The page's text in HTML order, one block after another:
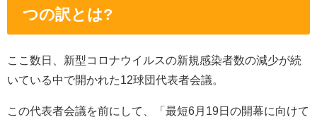
つの訳とは?
ここ数日、新型コロナウイルスの新規感染者数の減少が続
いている中で開かれた12球団代表者会議。
この代表者会議を前にして、「最短6月19日の開幕に向けて